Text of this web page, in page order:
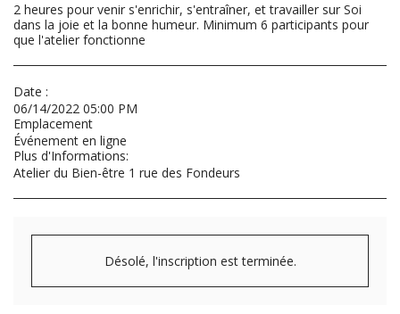
2 heures pour venir s'enrichir, s'entraîner, et travailler sur Soi
dans la joie et la bonne humeur. Minimum 6 participants pour
que l'atelier fonctionne
Date :
06/14/2022 05:00 PM
Emplacement
Événement en ligne
Plus d'Informations:
Atelier du Bien-être 1 rue des Fondeurs
Désolé, l'inscription est terminée.